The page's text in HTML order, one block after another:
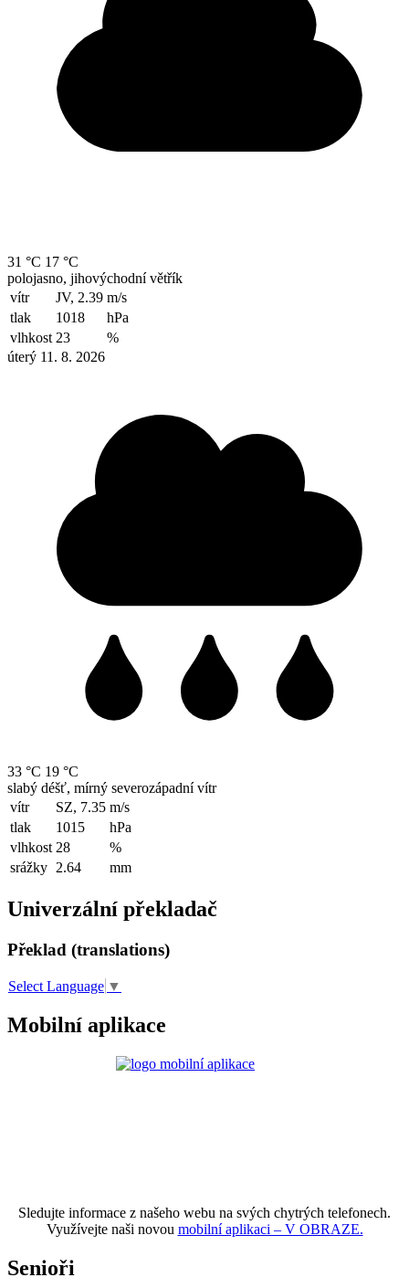
31 °C 17 °C
polojasno, jihovýchodní větřík
vítr
JV, 2.39 m/s
tlak
1018
hPa
vlhkost 23
%
úterý 11. 8. 2026
33 °C 19 °C
slabý déšť, mírný severozápadní vítr
vítr
SZ, 7.35 m/s
tlak
1015
hPa
vlhkost 28
%
srážky 2.64 mm
Univerzální překladač
Překlad (translations)
Select Language ▼
Mobilní aplikace
Sledujte informace z našeho webu na svých chytrých telefonech.
Využívejte naši novou mobilní aplikaci – V OBRAZE.
Senioři